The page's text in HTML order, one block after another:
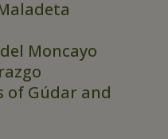
Moncayo
of Gúdar and